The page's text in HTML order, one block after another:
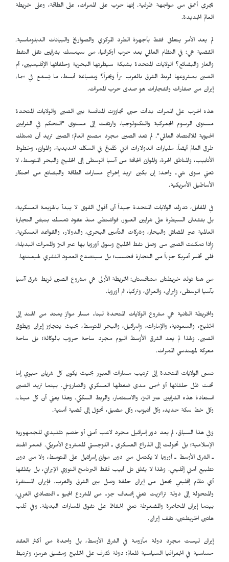
يجري أعمق من مواجهة ظرفية. إنها حرب على الممرات، على الطاقة، وعلى خريطة
العالم الجديدة.
لم يعد الأمر يتعلق فقط بأجهزة الطرد المركزي والصواريخ والبيانات الدبلوماسية.
القضية هي: في النظام العالمي بعد حرب أوكرانيا، من سيمسك بشرايين نقل النفط
والغاز والبضائع؟ الولايات المتحدة بشبكة سيطرتها البحرية وحلفائها الإقليميين، أم
الصين بمشروعها لربط الشرق بالغرب براً وبحراً؟ وبصياغة أبسط، ما يُسمَع في سماء
إيران من صفارات وانفجارات هو صدى حرب الممرات.
هذه الحرب على الممرات بدأت حين تجاوزت المنافسة بين الصين والولايات المتحدة
مستوى الرسوم الجمركية والتكنولوجيا، وارتقت إلى مستوى "التحكم في الشرايين
الحيوية للاقتصاد العالمي". لم تعد الصين مجرد مصنع العالم؛ الصين تريد أن تمتلك
طرق العالم أيضاً. مليارات الدولارات التي تُضَخّ في السكك الحديدية، والموانئ، وخطوط
الأنابيب، والمناطق الحرة، والموانئ الجافة من آسيا الوسطى إلى الخليج والبحر المتوسط، لا
تعني سوى شيء واحد: إن بكين تريد إخراج مسارات الطاقة والبضائع من احتكار
الأساطيل الأمريكية.
في المقابل، تدرك الولايات المتحدة جيداً أن أفول القوى لا يبدأ بالهزيمة العسكرية،
بل بفقدان السيطرة على شرايين العبور. فواشنطن منذ عقود تمسك بنبض التجارة
العالمية عبر المضائق والبحار، وشركات التأمين البحري، والدولار، والقواعد العسكرية.
وإذا تمكنت الصين من وصل نفط الخليج وسوق أوروبا بها عبر البرّ والممرات البديلة،
فلن تخسر أمريكا جزءاً من التجارة فحسب؛ بل سيتصدع العمود الفقري لهيمنتها.
من هنا تولد خريطتان متنافستان: الخريطة الأولى هي مشروع الصين لربط شرق آسيا
بآسيا الوسطى، وإيران، والعراق، وتركيا، ثم أوروبا.
والخريطة الثانية هي مشروع الولايات المتحدة لبناء مسار موازٍ يمتد من الهند إلى
الخليج، والسعودية، والإمارات، وإسرائيل، والبحر المتوسط، بحيث يتجاوز إيران ويطوّق
الصين. ولهذا لم يعد الشرق الأوسط اليوم مجرد ساحة حروب بالوكالة؛ بل ساحة
معركة لمهندسي الممرات.
تسعى الولايات المتحدة إلى ترتيب مسارات العبور بحيث يكون كل شريان حيوي إما
تحت ظل حلفائها أو ضمن مدى ضغطها العسكري والصاروخي. بينما تريد الصين
استعادة هذه الشرايين عبر البرّ، والاستثمار، والربط السككي. وهذا يعني أن كل ميناء،
وكل خط سكة حديد، وكل أنبوب، وكل مضيق، تحوّل إلى قضية أمنية.
وفي هذا السياق، لم يعد دور إسرائيل مجرد لاعب أمني أو خصم تقليدي للجمهورية
الإسلامية؛ بل تحولت إلى الذراع العسكري ـ اللوجستي للمشروع الأمريكي. فممر الهند
ـ الشرق الأوسط ـ أوروبا لا يكتمل من دون موانئ إسرائيل على المتوسط، ولا من دون
تطبيع أمني إقليمي. ولهذا لا يقلق تل أبيب فقط البرنامج النووي الإيراني، بل يقلقها
أي نظام إقليمي يجعل من إيران حلقة وصل بين الشرق والغرب. فإيران المستقرة
والمتحولة إلى دولة ترانزيت تعني إضعاف جزء من المشروع الجيو ـ اقتصادي الغربي،
بينما إيران المحاصرة والمضغوطة تعني الحفاظ على تفوق المسارات البديلة. وفي قلب
هاتين الخريطتين، تقف إيران.
إيران ليست مجرد دولة مأزومة في الشرق الأوسط، بل واحدة من أكثر العقد
حساسية في الجغرافيا السياسية للعالم؛ دولة تُشرف على الخليج ومضيق هرمز، وترتبط